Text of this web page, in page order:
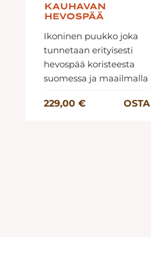
KAUHAVAN
HEVOSPÄÄ
Ikoninen puukko joka
tunnetaan erityisesti
hevospää koristeesta
suomessa ja maailmalla
229,00 € OSTA